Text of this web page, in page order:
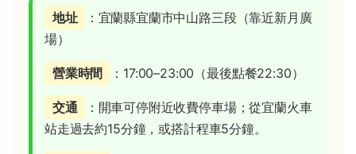
地址
：宜蘭縣宜蘭市中山路三段（靠近新月廣
場）
營業時間 ：17:00–23:00（最後點餐22:30）
交通
：開車可停附近收費停車場；從宜蘭火車
站走過去約15分鐘，或搭計程車5分鐘。